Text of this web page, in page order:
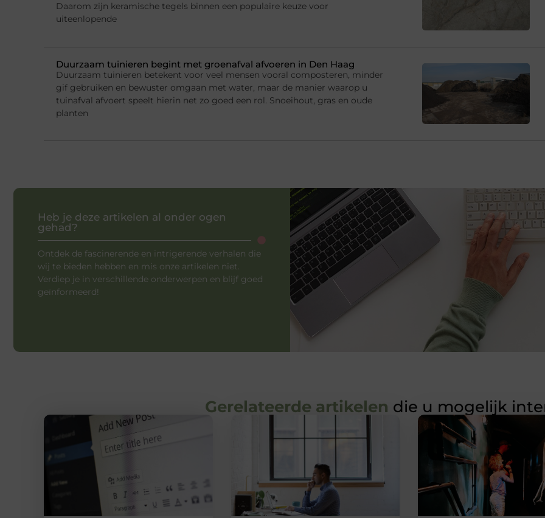
Daarom zijn keramische tegels binnen een populaire keuze voor
uiteenlopende
Duurzaam tuinieren begint met groenafval afvoeren in Den Haag
Duurzaam tuinieren betekent voor veel mensen vooral composteren, minder
gif gebruiken en bewuster omgaan met water, maar de manier waarop u
tuinafval afvoert speelt hierin net zo goed een rol. Snoeihout, gras en oude
planten
Heb je deze artikelen al onder ogen
gehad?
Ontdek de fascinerende en intrigerende verhalen die
wij te bieden hebben en mis onze artikelen niet.
Verdiep je in verschillende onderwerpen en blijf goed
geïnformeerd!
Gerelateerde artikelen die u mogelijk